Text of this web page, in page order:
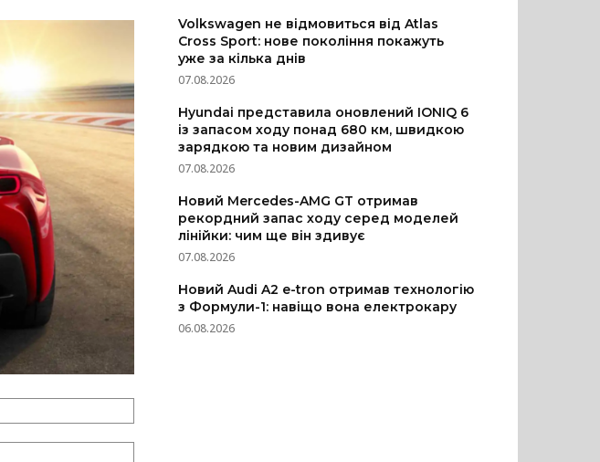
Volkswagen не відмовиться від Atlas
Cross Sport: нове покоління покажуть
уже за кілька днів
07.08.2026
Hyundai представила оновлений IONIQ 6
із запасом ходу понад 680 км, швидкою
зарядкою та новим дизайном
07.08.2026
Новий Mercedes-AMG GT отримав
рекордний запас ходу серед моделей
лінійки: чим ще він здивує
07.08.2026
Новий Audi A2 e-tron отримав технологію
з Формули-1: навіщо вона електрокару
06.08.2026